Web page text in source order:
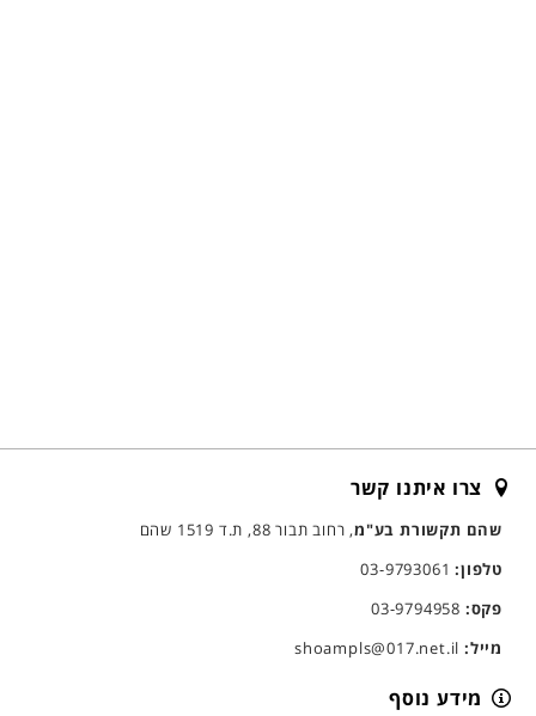
צרו איתנו קשר
שהם תקשורת בע"מ, רחוב תבור 88, ת.ד 1519 שהם
טלפון:03-9793061
פקס:
מייל:
מידע נוסף